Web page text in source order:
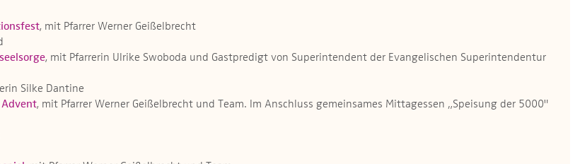
, mit Pfarrer Werner Geißelbrecht
, mit Pfarrerin Ulrike Swoboda und Gastpredigt von Superintendent der Evangelischen Superintendentur
Silke Dantine
Advent, mit Pfarrer Werner Geißelbrecht und Team. Im Anschluss gemeinsames Mittagessen „Speisung der 5000"